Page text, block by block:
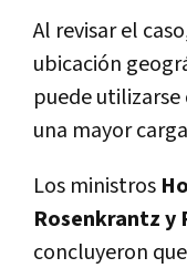
Al revisar el
ubicación
puede
una mayor
Los ministros
Rosenkrantz
concluyeron